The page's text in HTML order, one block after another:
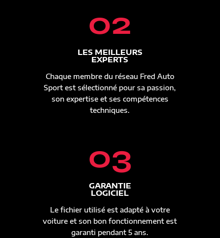
02
LES MEILLEURS
EXPERTS
Chaque membre du réseau Fred Auto
Sport est sélectionné pour sa passion,
son expertise et ses compétences
techniques.
03
GARANTIE
LOGICIEL
Le fichier utilisé est adapté à votre
voiture et son bon fonctionnement est
garanti pendant 5 ans.